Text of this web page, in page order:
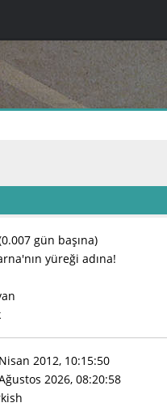
gün başına)
yüreği adına!
2012, 10:15:50
2026, 08:20:58